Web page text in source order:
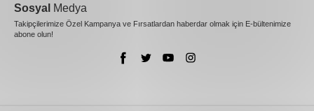
Sosyal Medya
Takipçilerimize Özel Kampanya ve Fırsatlardan haberdar olmak için E-bültenimize
abone olun!